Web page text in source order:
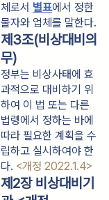
체로서 별표에서 정한
물자와 업체를 말한다.
제3조(비상대비의
무)
정부는 비상사태에 효
과적으로 대비하기 위
하여 이 법 또는 다른
법령에서 정하는 바에
따라 필요한 계획을 수
립하고 실시하여야 한
다. <개정 2022.1.4>
제2장 비상대비기